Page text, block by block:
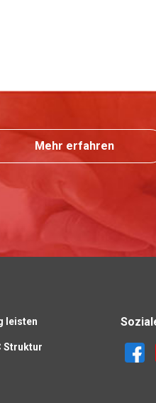
Mehr erfahren
leisten
Struktur